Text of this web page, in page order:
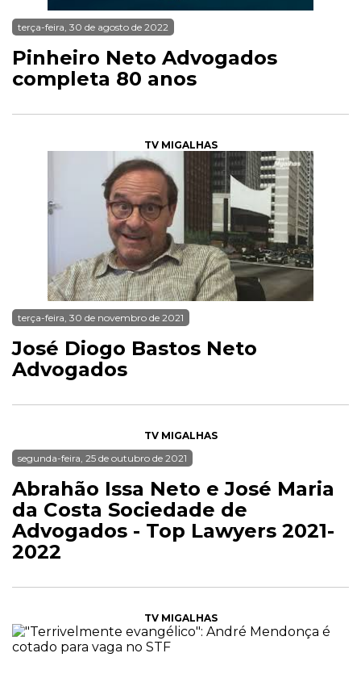
terça-feira, 30 de agosto de 2022
Pinheiro Neto Advogados
completa 80 anos
TV MIGALHAS
terça-feira, 30 de novembro de 2021
José Diogo Bastos Neto
Advogados
TV MIGALHAS
segunda-feira, 25 de outubro de 2021
Abrahão Issa Neto e José Maria
da Costa Sociedade de
Advogados - Top Lawyers 2021-
2022
TV MIGALHAS